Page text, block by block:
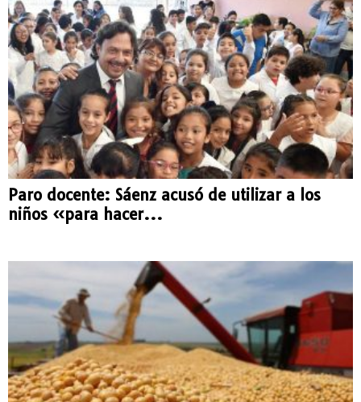
Paro docente: Sáenz acusó de utilizar a los
niños «para hacer...